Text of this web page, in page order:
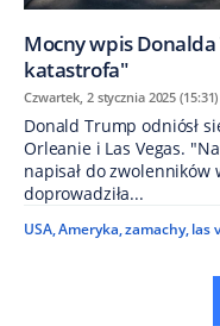
Mocny wpis
katastrofa"
Czwartek, 2 stycznia 2025 (15:31)
Donald Trump odniósł
Orleanie i Las Vegas.
napisał do zwolenników
doprowadziła...
USA,Ameryka,zamachy, las